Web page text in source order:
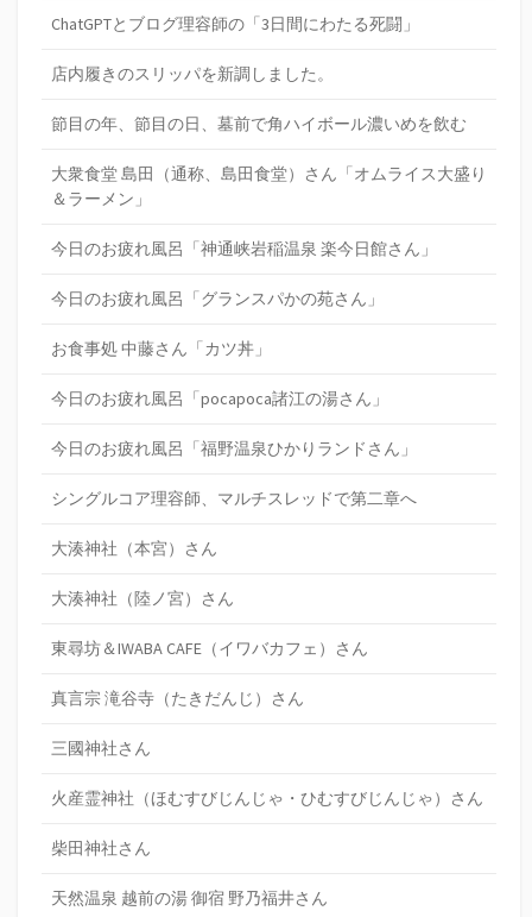
ChatGPTとブログ理容師の「3日間にわたる死闘」
店内履きのスリッパを新調しました。
節目の年、節目の日、墓前で角ハイボール濃いめを飲む
大衆食堂 島田（通称、島田食堂）さん「オムライス大盛り
＆ラーメン」
今日のお疲れ風呂「神通峡岩稲温泉 楽今日館さん」
今日のお疲れ風呂「グランスパかの苑さん」
お食事処 中藤さん「カツ丼」
今日のお疲れ風呂「pocapoca諸江の湯さん」
今日のお疲れ風呂「福野温泉ひかりランドさん」
シングルコア理容師、マルチスレッドで第二章へ
大湊神社（本宮）さん
大湊神社（陸ノ宮）さん
東尋坊＆IWABA CAFE（イワバカフェ）さん
真言宗 滝谷寺（たきだんじ）さん
三國神社さん
火産霊神社（ほむすびじんじゃ・ひむすびじんじゃ）さん
柴田神社さん
天然温泉 越前の湯 御宿 野乃福井さん